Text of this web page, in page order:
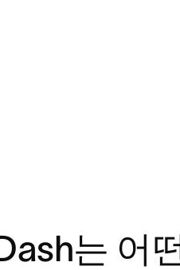
는 어